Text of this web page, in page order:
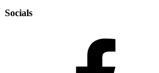
Socials